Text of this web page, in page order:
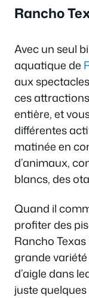
Rancho
Avec un seul
aquatique de
aux spectacles
ces
entière, et
différentes
matinée en
d’animaux,
blancs, des
Quand il
profiter des
Rancho
grande variété
d’aigle dans
juste